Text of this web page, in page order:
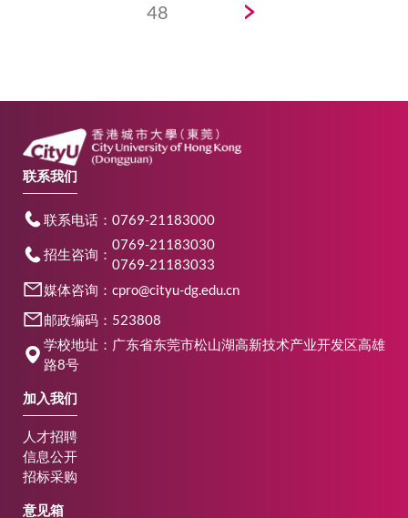
48
联系我们
联系电话：0769-21183000
招生咨询：
0769-21183030
0769-21183033
媒体咨询：cpro@cityu-dg.edu.cn
邮政编码：523808
学校地址：广东省东莞市松山湖高新技术产业开发区高雄
路8号
加入我们
人才招聘
信息公开
招标采购
意见箱